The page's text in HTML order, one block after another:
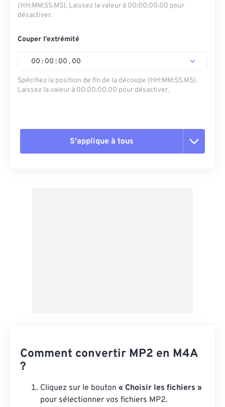
(HH:MM:SS.MS). Laissez la valeur à 00:00:00.00 pour
désactiver.
Couper l'extrémité
00 : 00 : 00 . 00
Spécifiez la position de fin de la découpe (HH:MM:SS.MS).
Laissez la valeur à 00:00:00.00 pour désactiver.
S'applique à tous
Comment convertir MP2 en M4A
?
Cliquez sur le bouton « Choisir les fichiers »
pour sélectionner vos fichiers MP2.